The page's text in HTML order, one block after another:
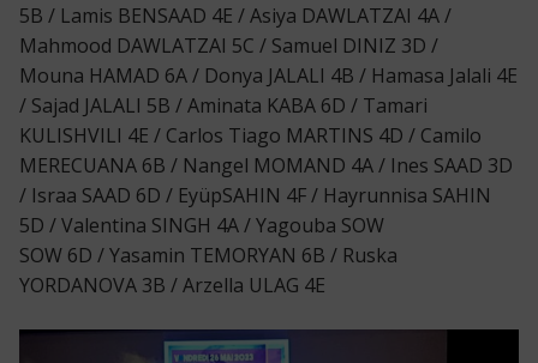
5B / Lamis BENSAAD 4E / Asiya DAWLATZAI 4A /
Mahmood DAWLATZAI 5C / Samuel DINIZ 3D /
Mouna HAMAD 6A / Donya JALALI 4B / Hamasa Jalali 4E
/ Sajad JALALI 5B / Aminata KABA 6D / Tamari
KULISHVILI 4E / Carlos Tiago MARTINS 4D / Camilo
MERECUANA 6B / Nangel MOMAND 4A / Ines SAAD 3D
/ Israa SAAD 6D / EyüpSAHIN 4F / Hayrunnisa SAHIN
5D / Valentina SINGH 4A / Yagouba SOW
SOW 6D / Yasamin TEMORYAN 6B / Ruska
YORDANOVA 3B / Arzella ULAG 4E